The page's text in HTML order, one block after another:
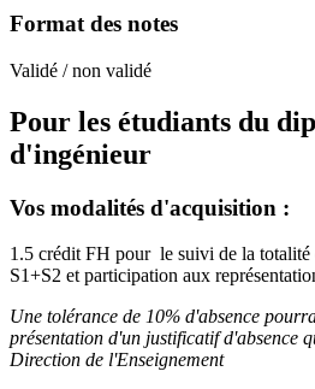
Format des notes
Validé / non validé
Pour les étudiants du
d'ingénieur
Vos modalités d'acquisition :
1.5 crédit FH pour le suivi de la totalité
S1+S2 et participation aux
Une tolérance de 10% d'absence
présentation d'un justificatif d'absence
Direction de l'Enseignement